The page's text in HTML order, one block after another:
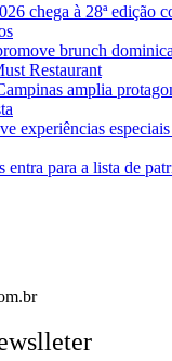
chega à 28ª edição
brunch
Restaurant
amplia
experiências
entra para a lista de